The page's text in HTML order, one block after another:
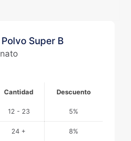
Super B
Cantidad Descuento
12 - 23 5%
24 + 8%